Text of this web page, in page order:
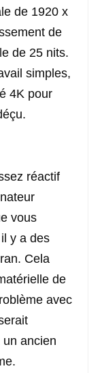
de 1920 x
de
de 25 nits.
simples,
4K pour
réactif
vous
y a des
Cela
de
avec
ancien